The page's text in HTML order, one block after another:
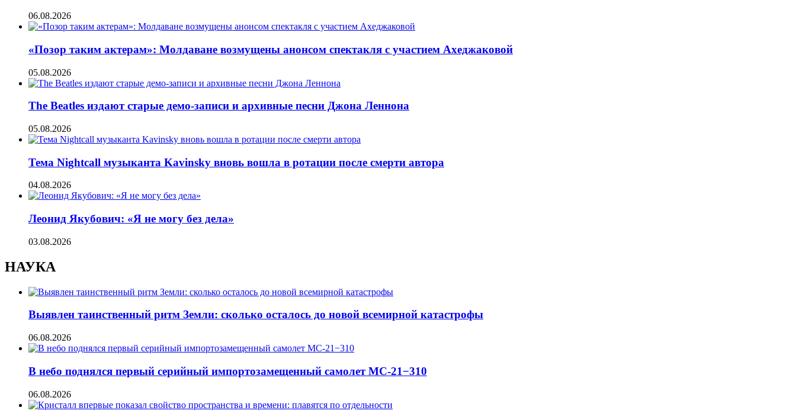
06.08.2026
«Позор таким актерам»: Молдаване возмущены анонсом спектакля с участием Ахеджаковой
05.08.2026
The Beatles издают старые демо-записи и архивные песни Джона Леннона
05.08.2026
Тема Nightcall музыканта Kavinsky вновь вошла в ротации после смерти автора
04.08.2026
Леонид Якубович: «Я не могу без дела»
03.08.2026
НАУКА
Выявлен таинственный ритм Земли: сколько осталось до новой всемирной катастрофы
06.08.2026
В небо поднялся первый серийный импортозамещенный самолет МС-21−310
06.08.2026